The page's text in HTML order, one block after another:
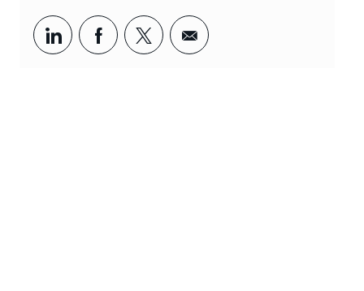
Partager par LinkedIn
Partager par Facebook
<span<span